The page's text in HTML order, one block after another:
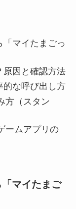
マイたまごっ
原因と確認方法
的な呼び出し方
方（スタン
ームアプリの
マイたまご